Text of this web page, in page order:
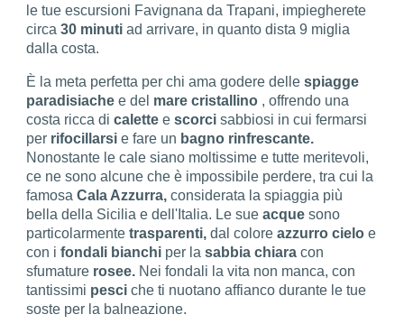
le tue escursioni Favignana da Trapani, impiegherete
circa30 minuti ad arrivare, in quanto dista 9 miglia
dalla costa.
È la meta perfetta per chi ama godere dellespiagge
paradisiache e del mare cristallino , offrendo una
costa ricca dicalette escorci sabbiosi in cui fermarsi
per rifocillarsi e fare un bagno rinfrescante.
Nonostante le cale siano moltissime e tutte meritevoli,
ce ne sono alcune che è impossibile perdere, tra cui la
famosaCala Azzurra, considerata la spiaggia più
bella della Sicilia e dell'Italia. Le sueacque sono
particolarmentetrasparenti, dal coloreazzurro cielo e
con ifondali bianchi per lasabbia chiara con
sfumature rosee. Nei fondali la vita non manca, con
tantissimi pesci che ti nuotano affianco durante le tue
soste per la balneazione.